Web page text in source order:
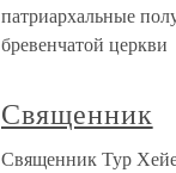
патриархальные
бревенчатой церкви
Священник
Священник Тур